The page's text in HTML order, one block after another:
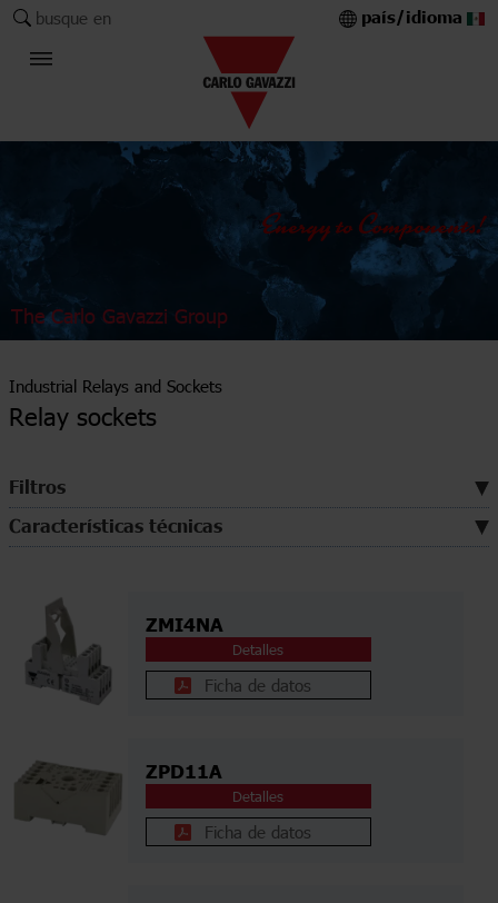
busque en país/idioma
The Carlo Gavazzi Group
Industrial Relays and Sockets
Relay sockets
Filtros
Características técnicas
ZMI4NA
Detalles
Ficha de datos
ZPD11A
Detalles
Ficha de datos